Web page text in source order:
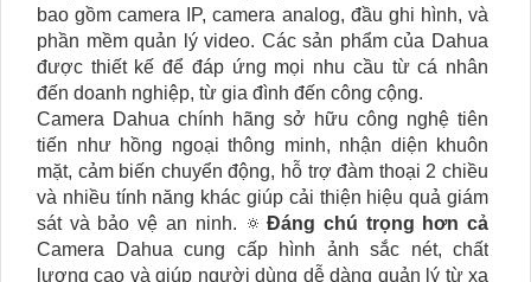
bao gồm camera IP, camera analog, đầu ghi hình, và
phần mềm quản lý video. Các sản phẩm của Dahua
được thiết kế để đáp ứng mọi nhu cầu từ cá nhân
đến doanh nghiệp, từ gia đình đến công cộng.
Camera Dahua chính hãng sở hữu công nghệ tiên
tiến như hồng ngoại thông minh, nhận diện khuôn
mặt, cảm biến chuyển động, hỗ trợ đàm thoại 2 chiều
và nhiều tính năng khác giúp cải thiện hiệu quả giám
sát và bảo vệ an ninh. 🔅Đáng chú trọng hơn cả
Camera Dahua cung cấp hình ảnh sắc nét, chất
lượng cao và giúp người dùng dễ dàng quản lý từ xa